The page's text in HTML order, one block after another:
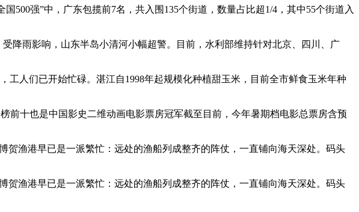
500强”中，广东包揽前7名，共入围135个街道，数量占比超1/4，其中55个街道入
降雨影响，山东半岛小清河小幅超警。目前，水利部维持针对北京、四川、广
人们已开始忙碌。湛江自1998年起规模化种植甜玉米，目前全市鲜食玉米年种
前十也是中国影史二维动画电影票房冠军截至目前，今年暑期档电影总票房含预
贺渔港早已是一派繁忙：远处的渔船列成整齐的阵仗，一直铺向海天深处。码头
贺渔港早已是一派繁忙：远处的渔船列成整齐的阵仗，一直铺向海天深处。码头